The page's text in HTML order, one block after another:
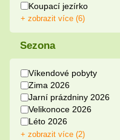
Koupací jezírko
+ zobrazit více (6)
Sezona
Víkendové pobyty
Zima 2026
Jarní prázdniny 2026
Velikonoce 2026
Léto 2026
+ zobrazit více (2)